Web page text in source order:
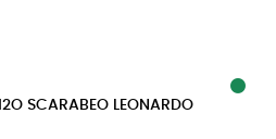
SCARABEO LEONARDO